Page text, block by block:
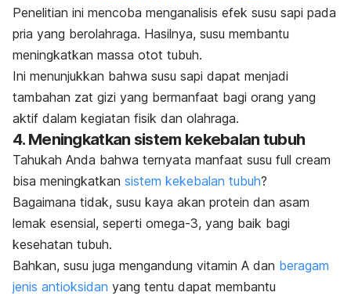
Penelitian ini mencoba menganalisis efek susu sapi pada
pria yang berolahraga. Hasilnya, susu membantu
meningkatkan massa otot tubuh.
Ini menunjukkan bahwa susu sapi dapat menjadi
tambahan zat gizi yang bermanfaat bagi orang yang
aktif dalam kegiatan fisik dan olahraga.
4. Meningkatkan sistem kekebalan tubuh
Tahukah Anda bahwa ternyata manfaat susu full cream
bisa meningkatkan sistem kekebalan tubuh?
Bagaimana tidak, susu kaya akan protein dan asam
lemak esensial, seperti omega-3, yang baik bagi
kesehatan tubuh.
Bahkan, susu juga mengandung vitamin A dan beragam
jenis antioksidan yang tentu dapat membantu